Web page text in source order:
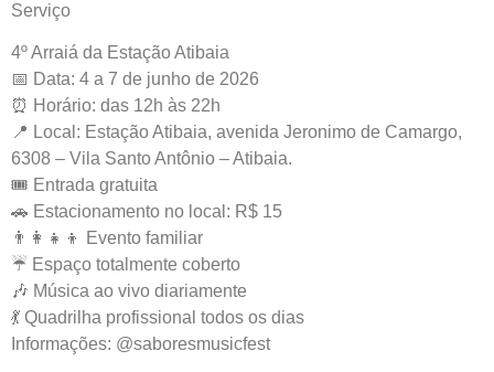
Serviço
4º Arraiá da Estação Atibaia
📅 Data: 4 a 7 de junho de 2026
⏰ Horário: das 12h às 22h
📍 Local: Estação Atibaia, avenida Jeronimo de Camargo,
6308 – Vila Santo Antônio – Atibaia.
🎟️ Entrada gratuita
🚗 Estacionamento no local: R$ 15
👨‍👩‍👧‍👦 Evento familiar
☔ Espaço totalmente coberto
🎶 Música ao vivo diariamente
💃 Quadrilha profissional todos os dias
Informações: @saboresmusicfest